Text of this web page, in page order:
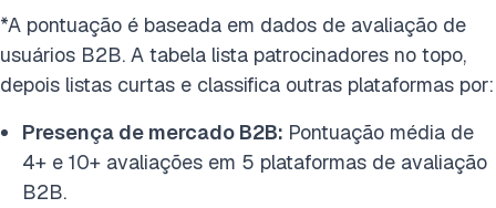
*A pontuação é baseada em dados de avaliação de
usuários B2B. A tabela lista patrocinadores no topo,
depois listas curtas e classifica outras plataformas por:
Presença de mercado B2B: Pontuação média de
4+ e 10+ avaliações em 5 plataformas de avaliação
B2B.